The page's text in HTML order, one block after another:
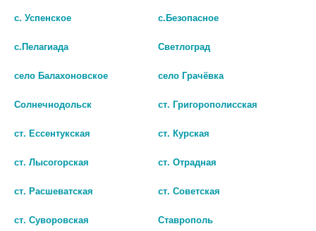
ОТТЕНОЧНЫЙ Д/ВОЛОС LOVE
170 руб.
ОТТЕНОЧНЫЙ Д/ВОЛОС LOVE
170 руб.
с. Успенское с.Безопасное
с.Пелагиада Светлоград
село Балахоновское село Грачёвка
Солнечнодольск ст. Григорополисская
ст. Ессентукская ст. Курская
ст. Лысогорская ст. Отрадная
ст. Расшеватская ст. Советская
ст. Суворовская Ставрополь